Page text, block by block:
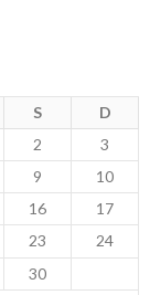
S D
2
3
9
10
16
17
23
24
30